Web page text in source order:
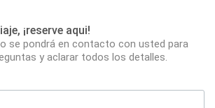
¡reserve aqui!
se pondrá en contacto con usted para
y aclarar todos los detalles.